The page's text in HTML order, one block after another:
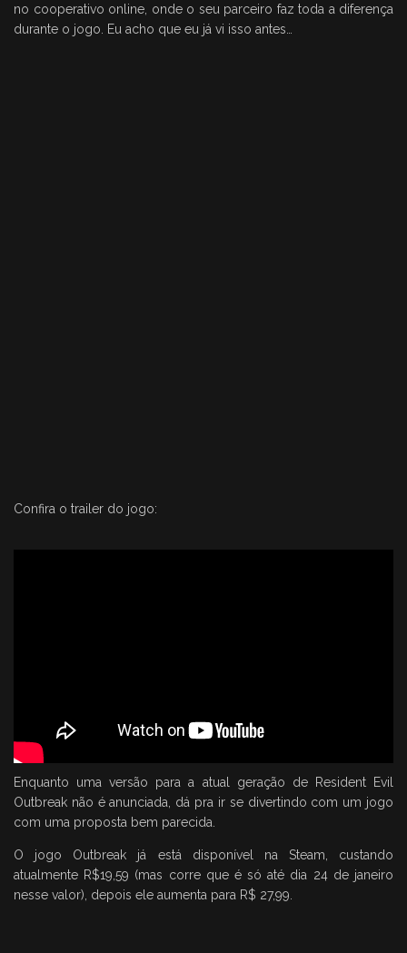
no cooperativo online, onde o seu parceiro faz toda a diferença
durante o jogo. Eu acho que eu já vi isso antes…
Confira o trailer do jogo:
Enquanto uma versão para a atual geração de Resident Evil
Outbreak não é anunciada, dá pra ir se divertindo com um jogo
com uma proposta bem parecida.
O jogo Outbreak já está disponível na Steam, custando
atualmente R$19,59 (mas corre que é só até dia 24 de janeiro
nesse valor), depois ele aumenta para R$ 27,99.